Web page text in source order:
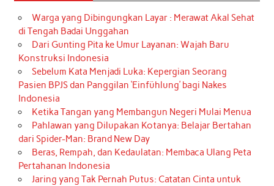
Warga yang Dibingungkan Layar : Merawat Akal Sehat
di Tengah Badai Unggahan
Dari Gunting Pita ke Umur Layanan: Wajah Baru
Konstruksi Indonesia
Sebelum Kata Menjadi Luka: Kepergian Seorang
Pasien BPJS dan Panggilan ‘Einfühlung’ bagi Nakes
Indonesia
Ketika Tangan yang Membangun Negeri Mulai Menua
Pahlawan yang Dilupakan Kotanya: Belajar Bertahan
dari Spider-Man: Brand New Day
Beras, Rempah, dan Kedaulatan: Membaca Ulang Peta
Pertahanan Indonesia
Jaring yang Tak Pernah Putus: Catatan Cinta untuk